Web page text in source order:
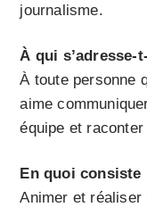
journalisme.
À qui s’adresse-
À toute personne
aime
équipe et
En quoi consiste
Animer et réaliser